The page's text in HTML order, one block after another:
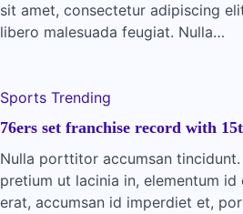
sit amet, consectetur adipiscing
libero malesuada feugiat. Nulla…
Sports Trending
76ers set franchise record with
Nulla porttitor accumsan tincidunt.
pretium ut lacinia in, elementum id
erat, accumsan id imperdiet et,